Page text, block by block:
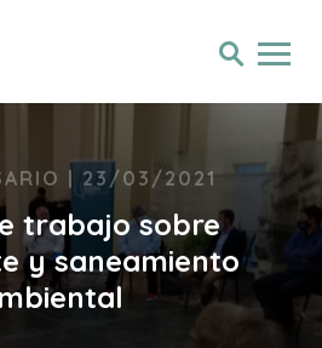
| 23/03/2021
trabajo sobre
y saneamiento